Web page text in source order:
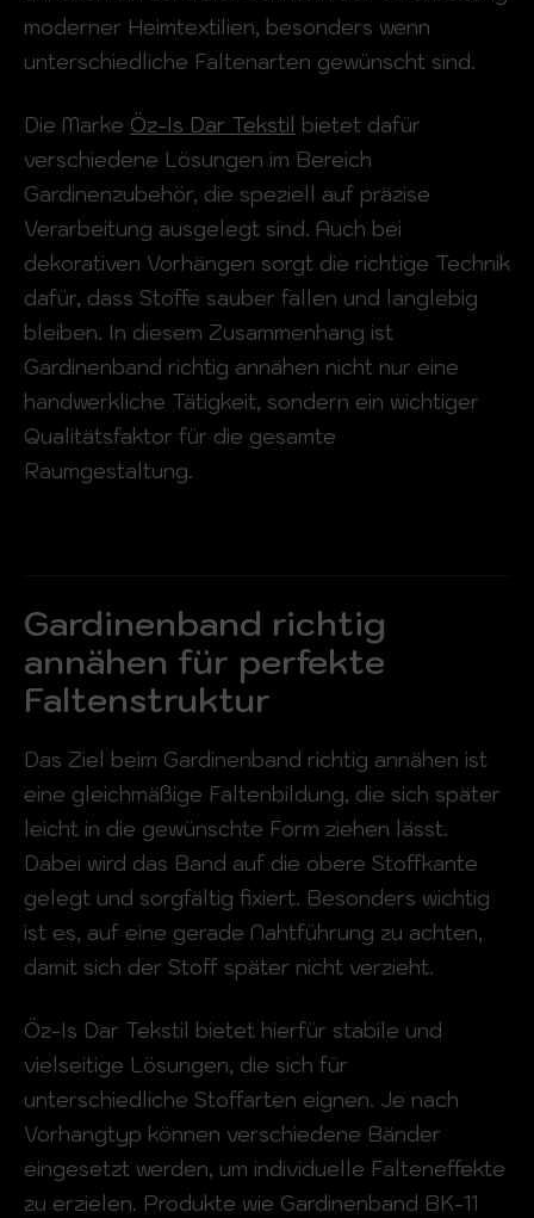
moderner Heimtextilien, besonders wenn
unterschiedliche Faltenarten gewünscht sind.
Die Marke Öz-Is Dar Tekstil bietet dafür
verschiedene Lösungen im Bereich
Gardinenzubehör, die speziell auf präzise
Verarbeitung ausgelegt sind. Auch bei
dekorativen Vorhängen sorgt die richtige Technik
dafür, dass Stoffe sauber fallen und langlebig
bleiben. In diesem Zusammenhang ist
Gardinenband richtig annähen nicht nur eine
handwerkliche Tätigkeit, sondern ein wichtiger
Qualitätsfaktor für die gesamte
Raumgestaltung.
Gardinenband richtig
annähen für perfekte
Faltenstruktur
Das Ziel beim Gardinenband richtig annähen ist
eine gleichmäßige Faltenbildung, die sich später
leicht in die gewünschte Form ziehen lässt.
Dabei wird das Band auf die obere Stoffkante
gelegt und sorgfältig fixiert. Besonders wichtig
ist es, auf eine gerade Nahtführung zu achten,
damit sich der Stoff später nicht verzieht.
Öz-Is Dar Tekstil bietet hierfür stabile und
vielseitige Lösungen, die sich für
unterschiedliche Stoffarten eignen. Je nach
Vorhangtyp können verschiedene Bänder
eingesetzt werden, um individuelle Falteneffekte
zu erzielen. Produkte wie Gardinenband BK-11